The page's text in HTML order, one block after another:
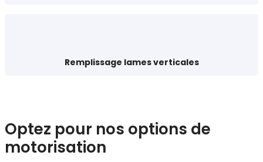
Remplissage lames verticales
Optez pour nos options de
motorisation